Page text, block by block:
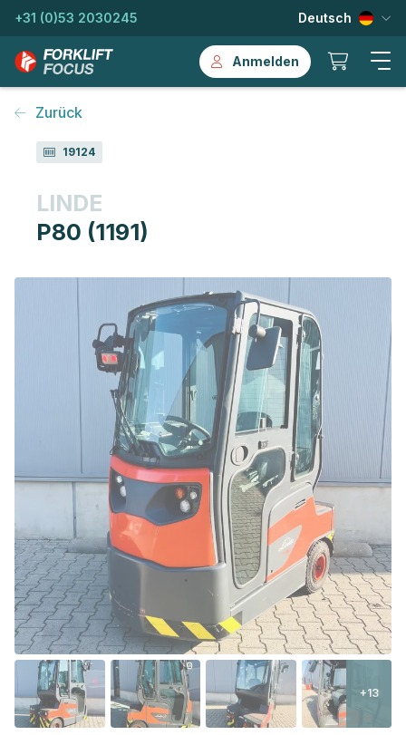
+31 (0)53 2030245 Deutsch
Anmelden
Zurück
19124
LINDE
P80 (1191)
+13